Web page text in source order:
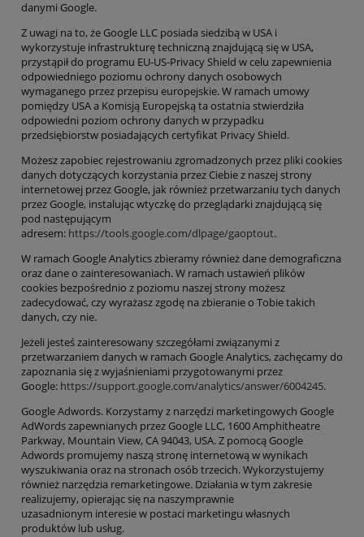
danymi Google.
Z uwagi na to, że Google LLC posiada siedzibą w USA i
wykorzystuje infrastrukturę techniczną znajdującą się w USA,
przystąpił do programu EU-US-Privacy Shield w celu zapewnienia
odpowiedniego poziomu ochrony danych osobowych
wymaganego przez przepisu europejskie.W ramach umowy
pomiędzy USA a Komisją Europejską ta ostatnia stwierdziła
odpowiedni poziom ochrony danych w przypadku
przedsiębiorstw posiadających certyfikat Privacy Shield.
Możesz zapobiec rejestrowaniu zgromadzonych przez pliki cookies
danych dotyczących korzystania przez Ciebie z naszej strony
internetowej przez Google, jak również przetwarzaniu tych danych
przez Google, instalującwtyczkę do przeglądarki znajdującą się
pod następującym
adresem: https://tools.google.com/dlpage/gaoptout.
W ramach Google Analytics zbieramy również dane demograficzna
oraz dane o zainteresowaniach. W ramach ustawień plików
cookies bezpośrednio z poziomu naszej strony możesz
zadecydować, czy wyrażasz zgodę na zbieranie o Tobie takich
danych, czy nie.
Jeżeli jesteś zainteresowany szczegółami związanymi z
przetwarzaniem danych w ramach Google Analytics, zachęcamy do
zapoznania się z wyjaśnieniami przygotowanymi przez
Google: https://support.google.com/analytics/answer/6004245.
Google Adwords. Korzystamyz narzędzi marketingowych Google
AdWordszapewnianych przez Google LLC, 1600 Amphitheatre
Parkway, Mountain View, CA 94043, USA.Z pomocą Google
Adwords promujemy naszą stronę internetową w wynikach
wyszukiwania oraz na stronach osób trzecich.Wykorzystujemy
również narzędzia remarketingowe. Działania w tym zakresie
realizujemy, opierając się na naszymprawnie
uzasadnionym interesie w postaci marketingu własnych
produktów lub usług.